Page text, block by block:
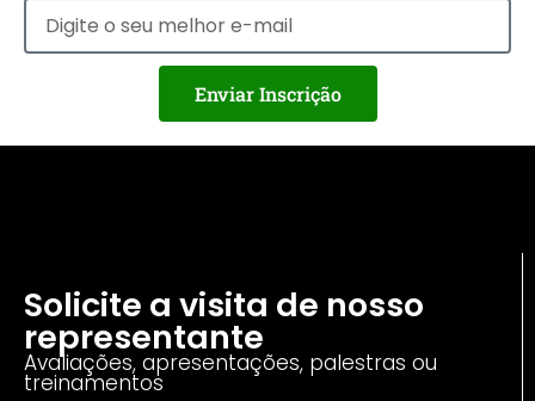
Enviar Inscrição
Solicite a visita de nosso
representante
Avaliações, apresentações, palestras ou
treinamentos